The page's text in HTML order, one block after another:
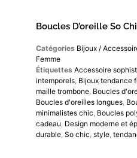
Boucles D’oreille So
Catégories Bijoux /
Femme
Étiquettes Accessoire
intemporels Bijoux tendance
maille trombone Boucles
Boucles d'oreilles longues
minimalistes chic Boucles
cadeau Design moderne et
durable So chic style